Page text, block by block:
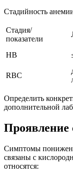
Стадийность
Стадия/
показатели
HB
RBC
Определить
дополнительной
Проявление
Симптомы
связаны с
относятся: